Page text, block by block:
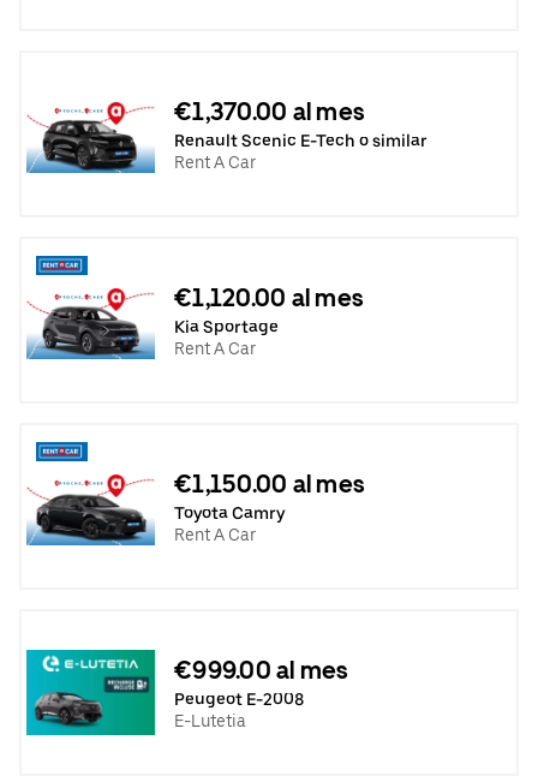
€1,370.00 al mes
Renault Scenic E-Tech o similar
Rent A Car
€1,120.00 al mes
Kia Sportage
Rent A Car
€1,150.00 al mes
Toyota Camry
Rent A Car
€999.00 al mes
Peugeot E-2008
E-Lutetia